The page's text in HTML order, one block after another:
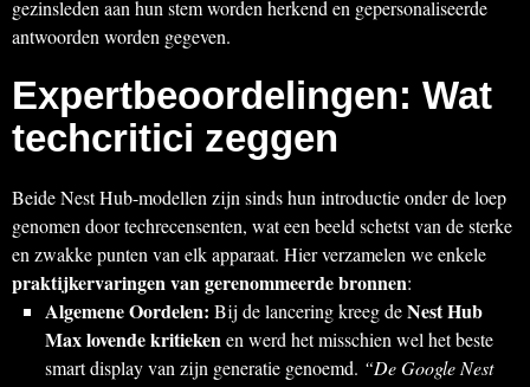
gezinsleden aan hun stem worden herkend en gepersonaliseerde
antwoorden worden gegeven.
Expertbeoordelingen: Wat
techcritici zeggen
Beide Nest Hub-modellen zijn sinds hun introductie onder de loep
genomen door techrecensenten, wat een beeld schetst van de sterke
en zwakke punten van elk apparaat. Hier verzamelen we enkele
praktijkervaringen van gerenommeerde bronnen:
Algemene Oordelen: Bij de lancering kreeg deNest Hub
Max lovende kritiekenen werd het misschien wel het beste
smart display van zijn generatie genoemd. “De Google Nest